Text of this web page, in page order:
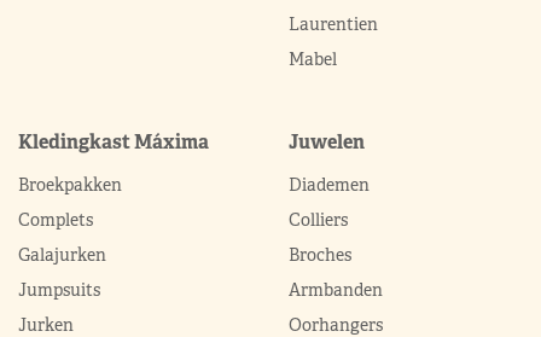
Laurentien
Mabel
Kledingkast Máxima
Broekpakken
Complets
Galajurken
Jumpsuits
Jurken
Juwelen
Diademen
Colliers
Broches
Armbanden
Oorhangers